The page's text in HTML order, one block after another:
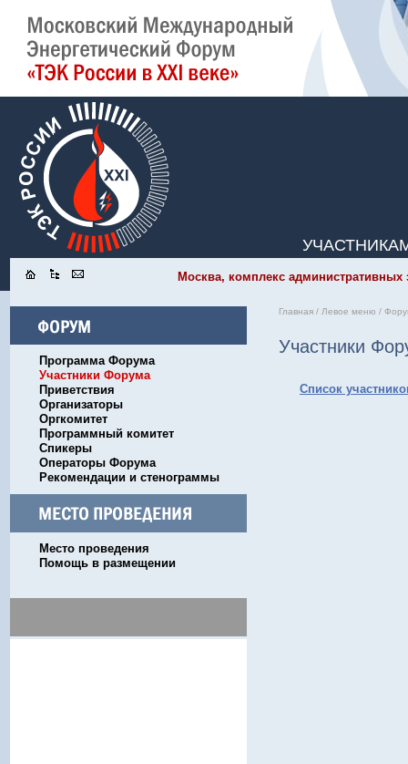
Москва, комплекс административных
Программа Форума
Участники Форума
Приветствия
Организаторы
Оргкомитет
Программный комитет
Спикеры
Операторы Форума
Рекомендации и стенограммы
Место проведения
Помощь в размещении
Главная / Левое меню /
Участники
Список